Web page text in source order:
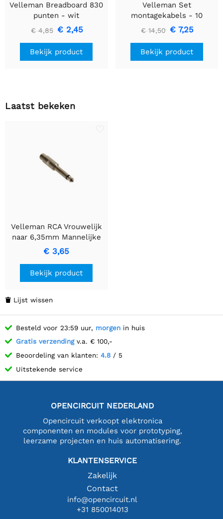
Velleman Breadboard 830
punten - wit
€ 4,85 € 2,45
Bekijk product
Velleman Set
montagekabels - 10
kleuren - 60m - flexibele
kern (multi core)
€ 14,50 € 7,25
Bekijk product
Laatst bekeken
Velleman RCA Vrouwelijk
naar 6,35mm Mannelijke
Mono Jack
€ 3,65
Bekijk product
 Lijst wissen
Besteld voor 23:59 uur, morgen in huis
Gratis verzendingv.a. € 100,-
Beoordeling van klanten: 4.8 / 5
Uitstekende service
OPENCIRCUIT NEDERLAND
Opencircuit verkoopt elektronica
componenten en modules voor prototyping,
leerzame projecten en huis automatisering.
KLANTENSERVICE
Zakelijk
Contact
info@opencircuit.nl
+31 850014013